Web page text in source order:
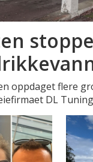
oppdaget flere
DL